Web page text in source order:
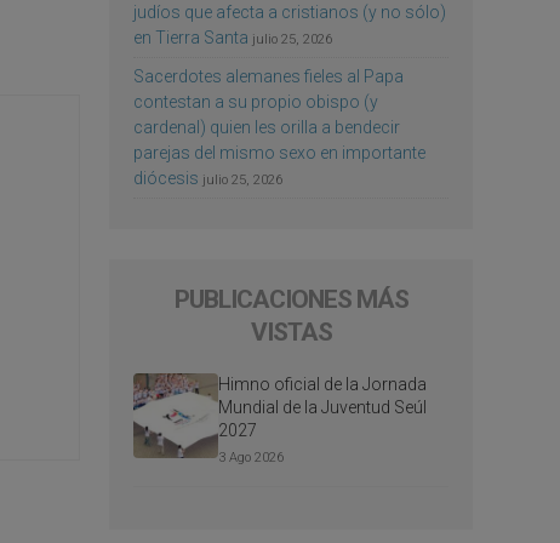
judíos que afecta a cristianos (y no sólo)
en Tierra Santa julio 25, 2026
Sacerdotes alemanes fieles al Papa
contestan a su propio obispo (y
cardenal) quien les orilla a bendecir
parejas del mismo sexo en importante
diócesis julio 25, 2026
PUBLICACIONES MÁS
VISTAS
Himno oficial de la Jornada
Mundial de la Juventud Seúl
2027
3 Ago 2026